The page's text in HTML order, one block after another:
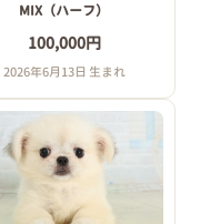
MIX（ハーフ）
100,000円
2026年6月13日 生まれ